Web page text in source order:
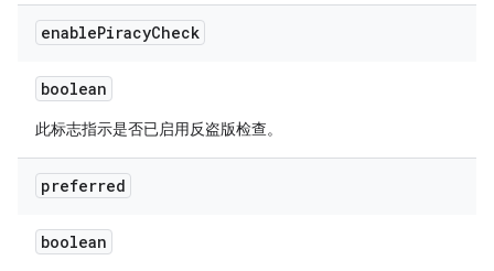
enablePiracyCheck
boolean
此标志指示是否已启用反盗版检查。
preferred
boolean